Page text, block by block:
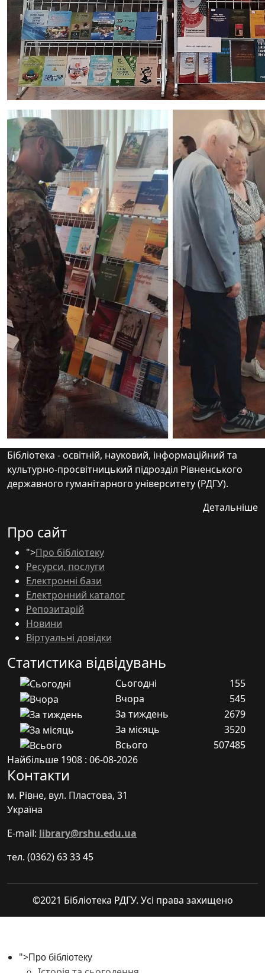
Бібліотека - освітній, науковий, інформаційний та
культурно-просвітницький підрозділ Рівненського
державного гуманітарного університету (РДГУ).
Детальніше
Про сайт
">Про бібліотеку
Ресурси, послуги
Електронні бази
Електронний каталог
Репозитарій
Новини
Віртуальні довідки
Статистика відвідувань
Сьогодні
155
Вчора
545
За тиждень
2679
За місяць
3520
Всього
507485
Найбільше 1908 : 06-08-2026
Контакти
м. Рівне, вул. Пластова, 31
Україна
E-mail: library@rshu.edu.ua
тел. (0362) 63 33 45
©2021 Бібліотека РДГУ. Усі права захищено
">Про бібліотеку